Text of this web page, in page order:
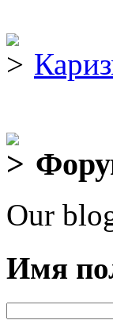
Our
Имя